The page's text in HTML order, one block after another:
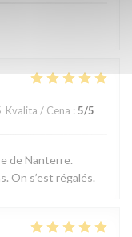
Kvalita / Cena : 5/5
de Nanterre.
On s’est régalés.